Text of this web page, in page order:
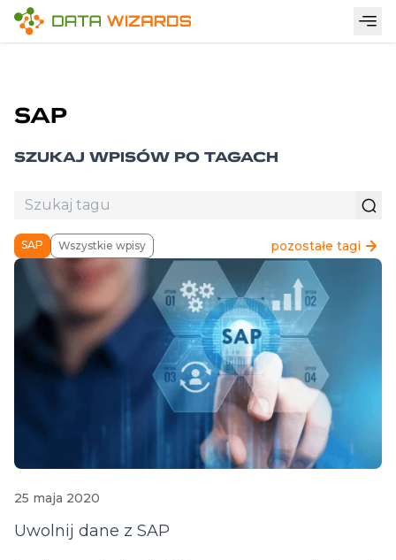
SAP
SZUKAJ WPISÓW PO TAGACH
SAP Wszystkie wpisy pozostałe tagi
25 maja 2020
Uwolnij dane z SAP